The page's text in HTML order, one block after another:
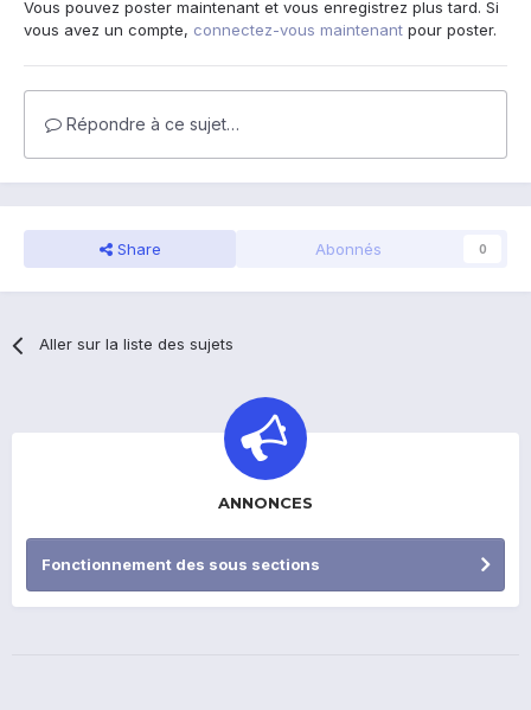
Vous pouvez poster maintenant et vous enregistrez plus tard. Si
vous avez un compte, connectez-vous maintenant pour poster.
Répondre à ce sujet…
Share Abonnés 0
Aller sur la liste des sujets
ANNONCES
Fonctionnement des sous sections